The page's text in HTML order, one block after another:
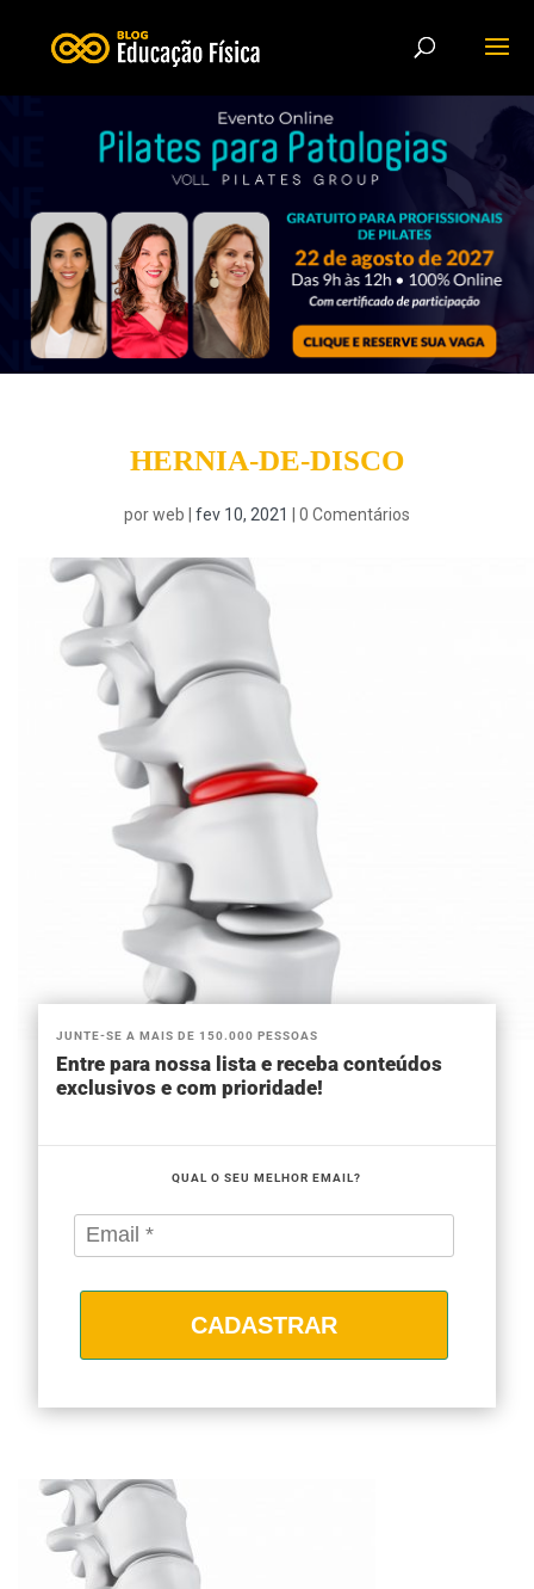
HERNIA-DE-DISCO
porweb fev 10, 2021 0 Comentários
JUNTE-SE A MAIS DE 150.000 PESSOAS
Entre para nossa lista e receba conteúdos
exclusivos e com prioridade!
QUAL O SEU MELHOR EMAIL?
CADASTRAR